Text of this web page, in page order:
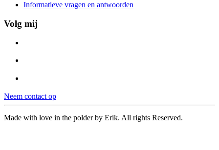
Informatieve vragen en antwoorden
Volg mij
Neem contact op
Made with love in the polder by Erik. All rights Reserved.